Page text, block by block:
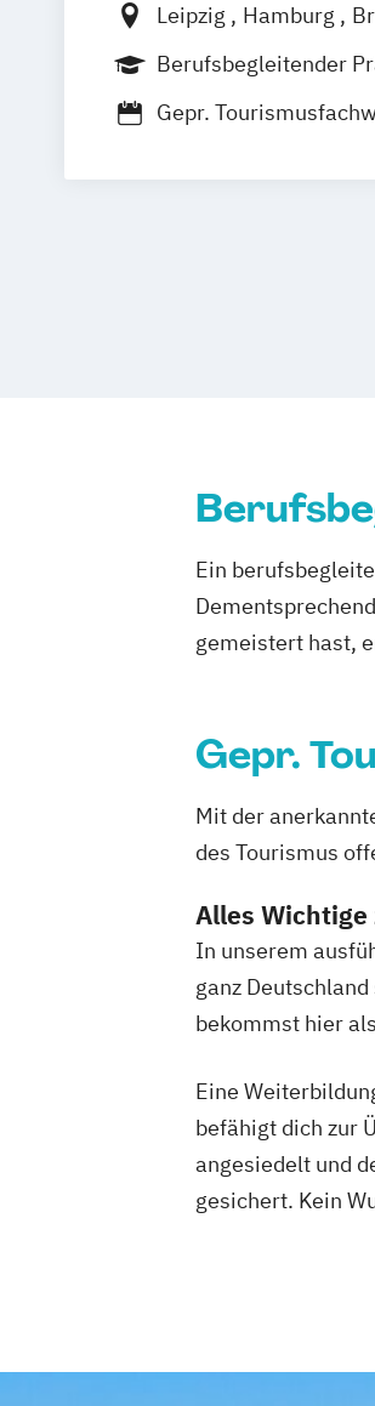
Leipzig Hamburg
Dresden
Nürnberg
Duisburg
Mönchengladbach
Augsburg München
Berufsbegleitender
Gepr.
Ein
gemeistert hast,
Gepr.
Mit der
des Tourismus
Alles
In unserem
ganz
bekommst hier
Eine
befähigt dich zur
angesiedelt und
gesichert. Kein